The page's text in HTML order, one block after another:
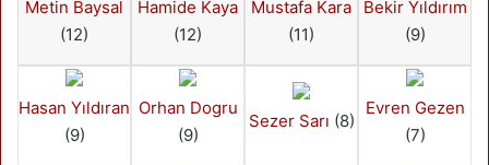
Metin Baysal
(12)
Hamide Kaya
(12)
Mustafa Kara
(11)
Bekir Yıldırım
(9)
Hasan Yıldıran
(9)
Orhan Dogru
(9)
Sezer Sarı (8)
Evren Gezen
(7)